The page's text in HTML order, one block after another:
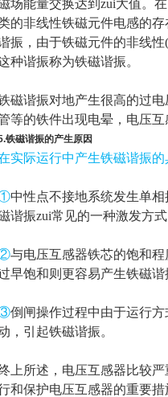
场能量交换达到zui大值。
的非线性铁磁元件电感的
振，由于铁磁元件的非线
种谐振称为铁磁谐振。
磁谐振对地产生很高的过
等的铁件出现电晕，电压
铁磁谐振的产生原因
实际运行中产生铁磁谐振
中性点不接地系统发生单
谐振zui常见的一种激发方
与电压互感器铁芯的饱和
早饱和则更容易产生铁磁谐
倒闸操作过程中由于运行
，引起铁磁谐振。
上所述，电压互感器比较
和保护电压互感器的重要